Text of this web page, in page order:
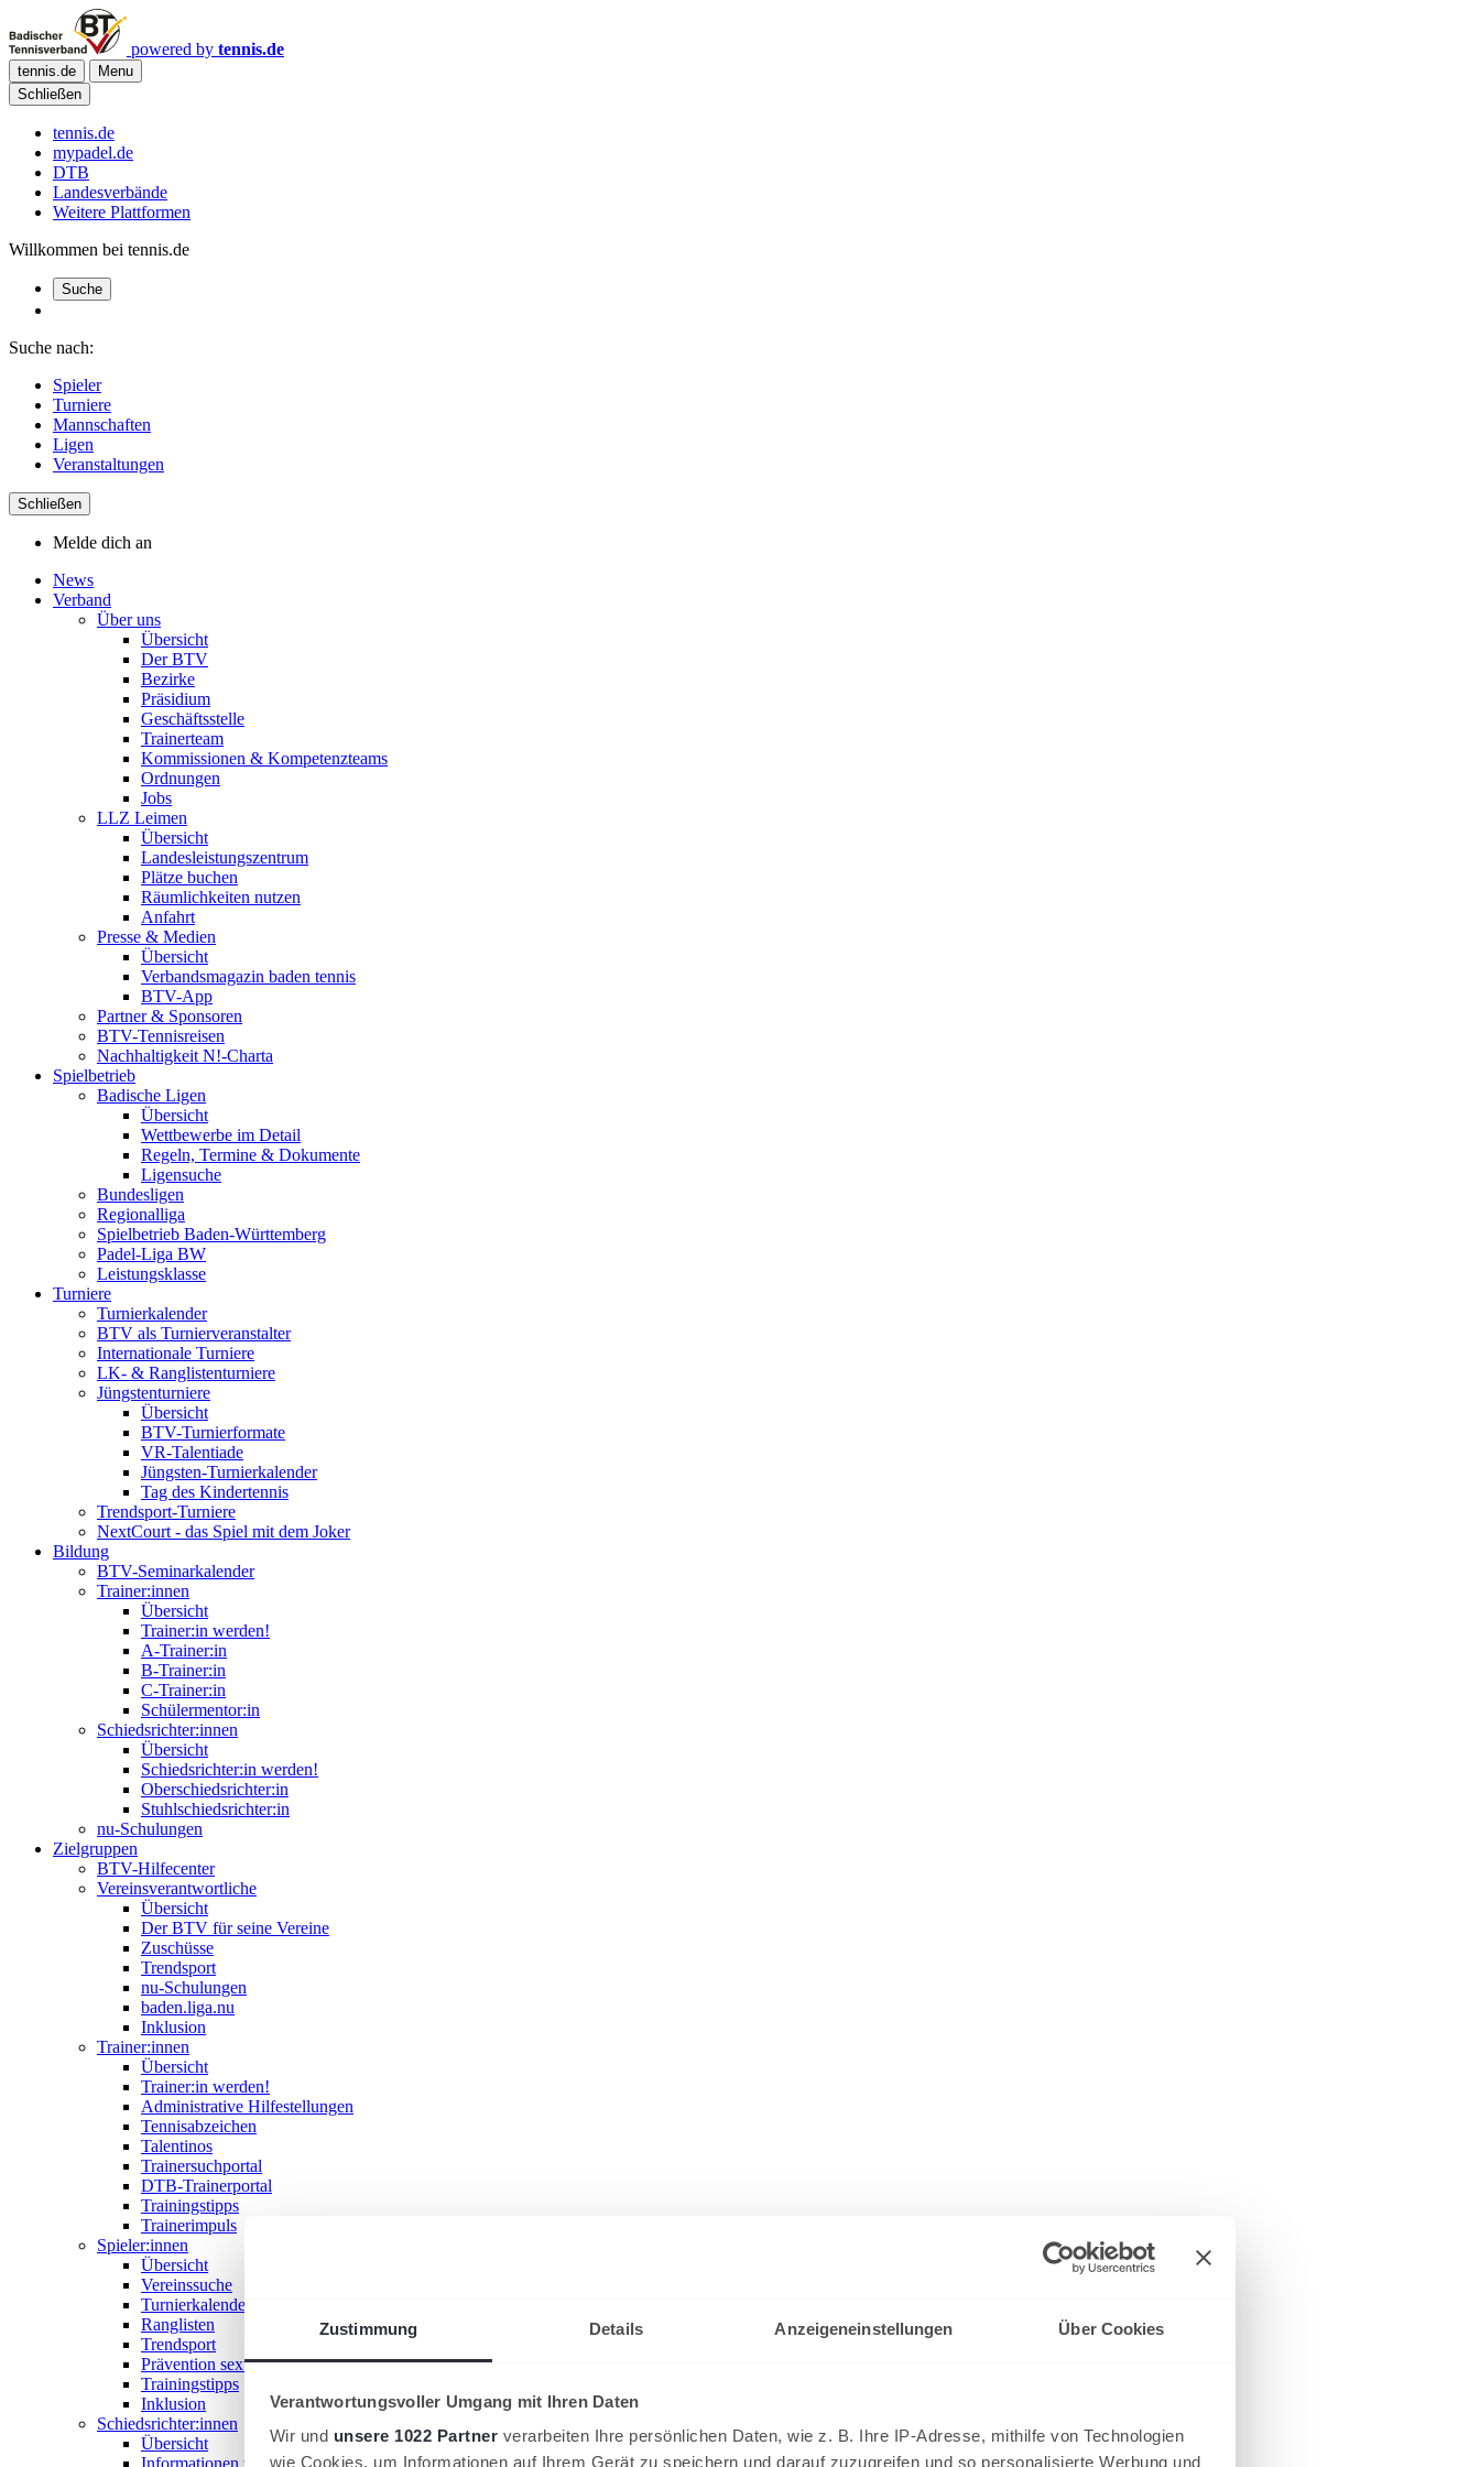
Zustimmung Details Anzeigeneinstellungen Über Cookies
Verantwortungsvoller Umgang mit Ihren Daten
Wir und unsere 1022 Partner verarbeiten Ihre persönlichen Daten, wie z. B. Ihre IP-Adresse, mithilfe von Technologien
wie Cookies, um Informationen auf Ihrem Gerät zu speichern und darauf zuzugreifen und so personalisierte Werbung und
powered by tennis.de
tennis.de
Menu
Schließen
tennis.de
mypadel.de
DTB
Landesverbände
Weitere Plattformen
Willkommen bei tennis.de
Suche
Suche nach:
Spieler
Turniere
Mannschaften
Ligen
Veranstaltungen
Schließen
Melde dich an
News
Verband
Über uns
Übersicht
Der BTV
Bezirke
Präsidium
Geschäftsstelle
Trainerteam
Kommissionen & Kompetenzteams
Ordnungen
Jobs
LLZ Leimen
Übersicht
Landesleistungszentrum
Plätze buchen
Räumlichkeiten nutzen
Anfahrt
Presse & Medien
Übersicht
Verbandsmagazin baden tennis
BTV-App
Partner & Sponsoren
BTV-Tennisreisen
Nachhaltigkeit N!-Charta
Spielbetrieb
Badische Ligen
Übersicht
Wettbewerbe im Detail
Regeln, Termine & Dokumente
Ligensuche
Bundesligen
Regionalliga
Spielbetrieb Baden-Württemberg
Padel-Liga BW
Leistungsklasse
Turniere
Turnierkalender
BTV als Turnierveranstalter
Internationale Turniere
LK- & Ranglistenturniere
Jüngstenturniere
Übersicht
BTV-Turnierformate
VR-Talentiade
Jüngsten-Turnierkalender
Tag des Kindertennis
Trendsport-Turniere
NextCourt - das Spiel mit dem Joker
Bildung
BTV-Seminarkalender
Trainer:innen
Übersicht
Trainer:in werden!
A-Trainer:in
B-Trainer:in
C-Trainer:in
Schülermentor:in
Schiedsrichter:innen
Übersicht
Schiedsrichter:in werden!
Oberschiedsrichter:in
Stuhlschiedsrichter:in
nu-Schulungen
Zielgruppen
BTV-Hilfecenter
Vereinsverantwortliche
Übersicht
Der BTV für seine Vereine
Zuschüsse
Trendsport
nu-Schulungen
baden.liga.nu
Inklusion
Trainer:innen
Übersicht
Trainer:in werden!
Administrative Hilfestellungen
Tennisabzeichen
Talentinos
Trainersuchportal
DTB-Trainerportal
Trainingstipps
Trainerimpuls
Spieler:innen
Übersicht
Vereinssuche
Turnierkalender
Ranglisten
Trendsport
Prävention sexualisierter Gewalt
Trainingstipps
Inklusion
Schiedsrichter:innen
Übersicht
Informationen zum Schiedsrichterwesen